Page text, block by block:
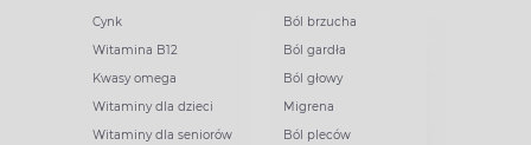
Cynk
Witamina B12
Kwasy omega
Witaminy dla dzieci
Witaminy dla seniorów
Ból brzucha
Ból gardła
Ból głowy
Migrena
Ból pleców